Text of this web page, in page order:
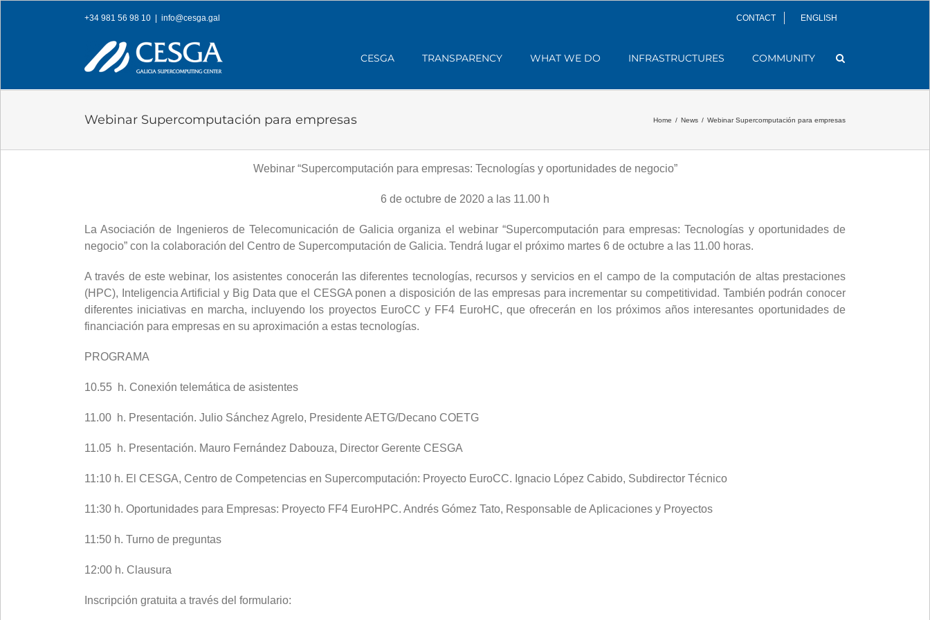
+34 981 56 98 10 info@cesga.gal CONTACT ENGLISH
CESGA TRANSPARENCY WHAT WE DO INFRASTRUCTURES COMMUNITY
Webinar Supercomputación para empresas Home / News / Webinar Supercomputación para empresas
Webinar “Supercomputación para empresas: Tecnologías y oportunidades de negocio”
6 de octubre de 2020 a las 11.00 h
La Asociación de Ingenieros de Telecomunicación de Galicia organiza el webinar “Supercomputación para empresas: Tecnologías y oportunidades de
negocio” con la colaboración del Centro de Supercomputación de Galicia. Tendrá lugar el próximo martes 6 de octubre a las 11.00 horas.
A través de este webinar, los asistentes conocerán las diferentes tecnologías, recursos y servicios en el campo de la computación de altas prestaciones
(HPC), Inteligencia Artificial y Big Data que el CESGA ponen a disposición de las empresas para incrementar su competitividad. También podrán conocer
diferentes iniciativas en marcha, incluyendo los proyectos EuroCC y FF4 EuroHC, que ofrecerán en los próximos años interesantes oportunidades de
financiación para empresas en su aproximación a estas tecnologías.
PROGRAMA
10.55 h. Conexión telemática de asistentes
11.00 h. Presentación. Julio Sánchez Agrelo, Presidente AETG/Decano COETG
11.05 h. Presentación. Mauro Fernández Dabouza, Director Gerente CESGA
11:10 h. El CESGA, Centro de Competencias en Supercomputación: Proyecto EuroCC. Ignacio López Cabido, Subdirector Técnico
11:30 h. Oportunidades para Empresas: Proyecto FF4 EuroHPC. Andrés Gómez Tato, Responsable de Aplicaciones y Proyectos
11:50 h. Turno de preguntas
12:00 h. Clausura
Inscripción gratuita a través del formulario: